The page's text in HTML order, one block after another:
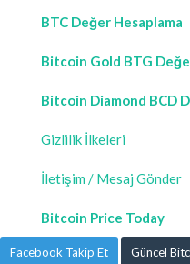
BTC Değer Hesaplama
Bitcoin Gold BTG
Bitcoin Diamond BCD
Gizlilik İlkeleri
İletişim / Mesaj Gönder
Bitcoin Price Today
Facebook Takip Et Güncel